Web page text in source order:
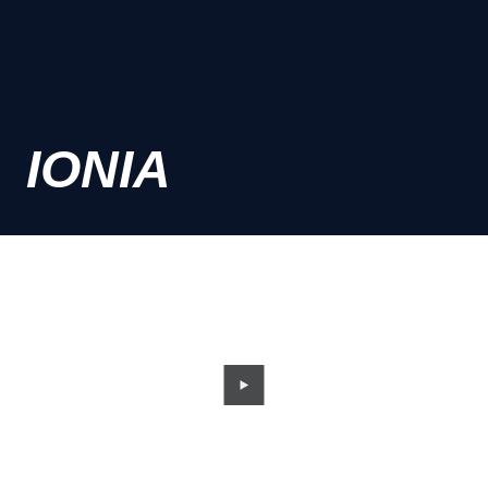
IONIA